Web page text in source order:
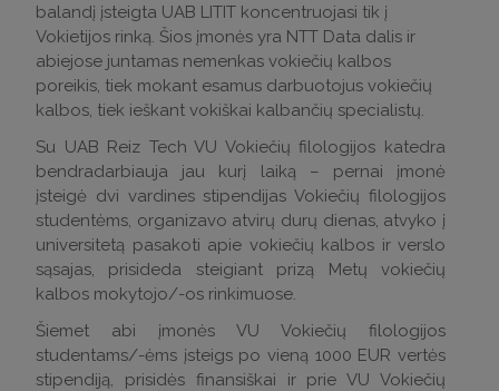
balandį įsteigta UAB LITIT koncentruojasi tik į
Vokietijos rinką. Šios įmonės yra NTT Data dalis ir
abiejose juntamas nemenkas vokiečių kalbos
poreikis, tiek mokant esamus darbuotojus vokiečių
kalbos, tiek ieškant vokiškai kalbančių specialistų.
Su UAB Reiz Tech VU Vokiečių filologijos katedra
bendradarbiauja jau kurį laiką – pernai įmonė
įsteigė dvi vardines stipendijas Vokiečių filologijos
studentėms, organizavo atvirų durų dienas, atvyko į
universitetą pasakoti apie vokiečių kalbos ir verslo
sąsajas, prisideda steigiant prizą Metų vokiečių
kalbos mokytojo/-os rinkimuose.
Šiemet abi įmonės VU Vokiečių filologijos
studentams/-ėms įsteigs po vieną 1000 EUR vertės
stipendiją, prisidės finansiškai ir prie VU Vokiečių